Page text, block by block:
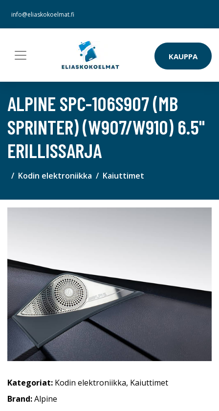
info@eliaskokoelmat.fi
KAUPPA
ALPINE SPC-106S907 (MB
SPRINTER) (W907/W910) 6.5"
ERILLISSARJA
Kodin elektroniikka Kaiuttimet
Kategoriat: Kodin elektroniikka, Kaiuttimet
Brand:Alpine